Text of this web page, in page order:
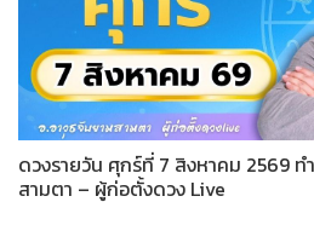
ดวงรายวัน ศุกร์ที่ 7 สิงหาคม 2569 ท
สามตา – ผู้ก่อตั้งดวง Live